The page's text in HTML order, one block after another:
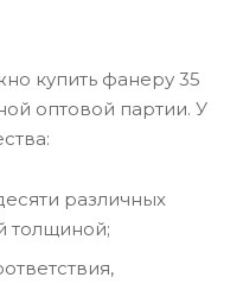
купить фанеру 35
оптовой партии. У
различных
толщиной;